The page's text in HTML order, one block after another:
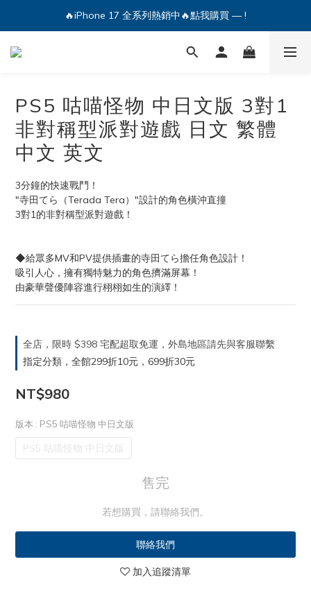
🔥iPhone 17 全系列熱銷中🔥點我購買 — !
🔥iPhone 17 全系列熱銷中🔥點我購買 — !
💕加入Q哥 Line 新好友領優惠券！🎫
PS5 咕喵怪物 中日文版 3對1
非對稱型派對遊戲 日文 繁體
中文 英文
3分鐘的快速戰鬥！
"寺田てら（Terada Tera）"設計的角色橫沖直撞
3對1的非對稱型派對遊戲！
◆給眾多MV和PV提供插畫的寺田てら擔任角色設計！
吸引人心，擁有獨特魅力的角色擠滿屏幕！
由豪華聲優陣容進行栩栩如生的演繹！
全店，限時 $398 宅配超取免運，外島地區請先與客服聯繫
指定分類，全館299折10元，699折30元
NT$980
版本 : PS5 咕喵怪物 中日文版
PS5 咕喵怪物 中日文版
售完
若想購買，請聯絡我們。
聯絡我們
加入追蹤清單